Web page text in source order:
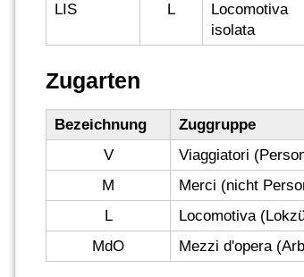
LIS L
Locomotiva
isolata
Zugarten
Bezeichnung
Zuggruppe
V
Viaggiatori
M
Merci (nicht
L
Locomotiva
MdO
Mezzi d'opera